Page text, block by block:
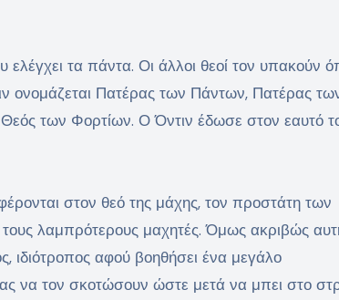
ελέγχει τα πάντα. Οι άλλοι θεοί τον υπακούν
ονομάζεται Πατέρας των Πάντων, Πατέρας
των Φορτίων. Ο Όντιν έδωσε στον εαυτό
στον θεό της μάχης, τον προστάτη των
λαμπρότερους μαχητές. Όμως ακριβώς
ιδιότροπος αφού βοηθήσει ένα μεγάλο
να τον σκοτώσουν ώστε μετά να μπει στο